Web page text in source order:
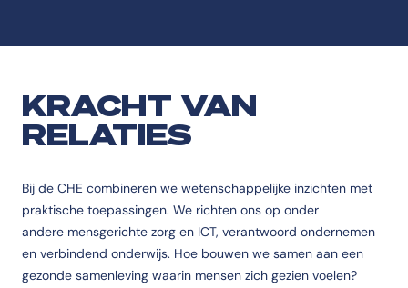
KRACHT VAN
RELATIES
Bij de CHE combineren we wetenschappelijke inzichten met
praktische toepassingen. We richten ons op onder
andere mensgerichte zorg en ICT, verantwoord ondernemen
en verbindend onderwijs. Hoe bouwen we samen aan een
gezonde samenleving waarin mensen zich gezien voelen?